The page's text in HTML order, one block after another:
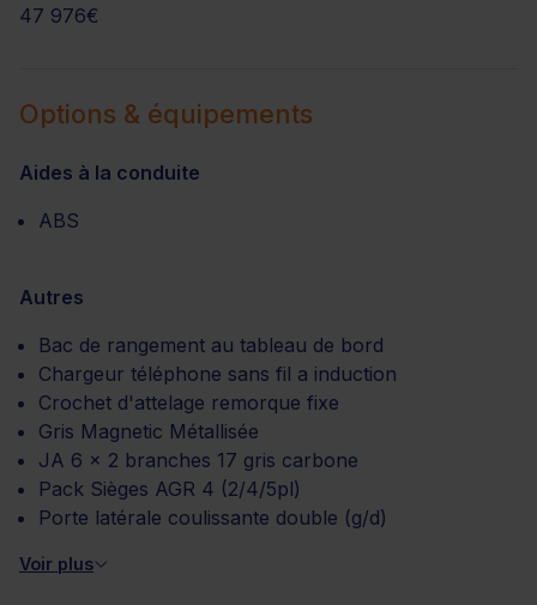
47 976€
Options & équipements
Aides à la conduite
ABS
Autres
Bac de rangement au tableau de bord
Chargeur téléphone sans fil a induction
Crochet d'attelage remorque fixe
Gris Magnetic Métallisée
JA 6 x 2 branches 17 gris carbone
Pack Sièges AGR 4 (2/4/5pl)
Porte latérale coulissante double (g/d)
Voir plus